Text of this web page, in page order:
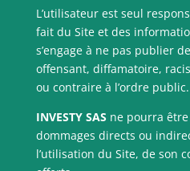
L’utilisateur est seul
fait du Site et des
s’engage à ne pas publier
offensant, diffamatoire,
ou contraire à l’ordre public.
INVESTY SASne pourra être
dommages directs ou
l’utilisation du Site, de son